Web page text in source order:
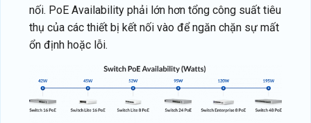
nối. PoE Availability phải lớn hơn tổng công suất tiêu
thụ của các thiết bị kết nối vào để ngăn chặn sự mất
ổn định hoặc lỗi.